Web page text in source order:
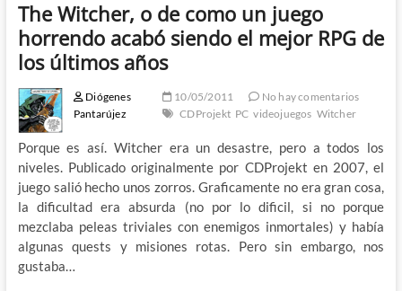
The Witcher, o de como un juego
horrendo acabó siendo el mejor RPG de
los últimos años
Diógenes
Pantarújez
10/05/2011
No hay comentarios
CDProjekt PC videojuegos Witcher
Porque es así. Witcher era un desastre, pero a todos los
niveles. Publicado originalmente por CDProjekt en 2007, el
juego salió hecho unos zorros. Graficamente no era gran cosa,
la dificultad era absurda (no por lo dificil, si no porque
mezclaba peleas triviales con enemigos inmortales) y había
algunas quests y misiones rotas. Pero sin embargo, nos
gustaba…